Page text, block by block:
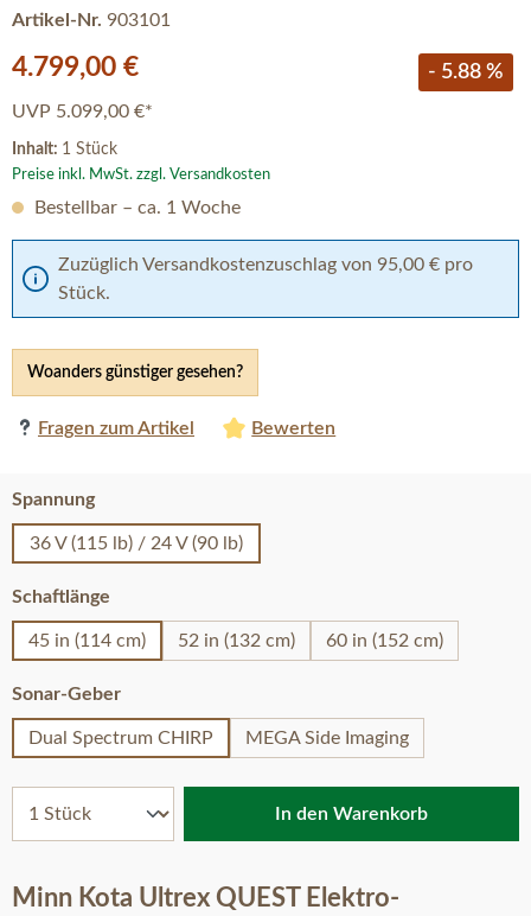
Artikel-Nr. 903101
Verkaufspreis:
4.799,00 € - 5.88 %
UVP 5.099,00 €*
Inhalt: 1 Stück
Preise inkl. MwSt. zzgl. Versandkosten
Zuzüglich Versandkostenzuschlag von 95,00 € pro
Stück.
Woanders günstiger gesehen?
Fragen zum Artikel Bewerten
Bestellbar – ca. 1 Woche
Spannungauswählen
36 V (115 lb) / 24 V (90 lb)
Schaftlänge
45 in (114 cm) 52 in (132 cm) 60 in (152 cm)
Sonar-Geberauswählen
Dual Spectrum CHIRP MEGA Side Imaging
In den Warenkorb
Minn Kota Ultrex QUEST Elektro-